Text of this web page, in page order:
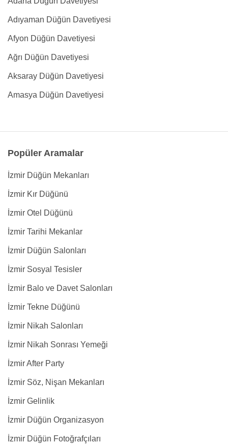
Adıyaman Düğün Davetiyesi
Afyon Düğün Davetiyesi
Ağrı Düğün Davetiyesi
Aksaray Düğün Davetiyesi
Amasya Düğün Davetiyesi
Popüler Aramalar
İzmir Düğün Mekanları
İzmir Kır Düğünü
İzmir Otel Düğünü
İzmir Tarihi Mekanlar
İzmir Düğün Salonları
İzmir Sosyal Tesisler
İzmir Balo ve Davet Salonları
İzmir Tekne Düğünü
İzmir Nikah Salonları
İzmir Nikah Sonrası Yemeği
İzmir After Party
İzmir Söz, Nişan Mekanları
İzmir Gelinlik
İzmir Düğün Organizasyon
İzmir Düğün Fotoğrafçıları